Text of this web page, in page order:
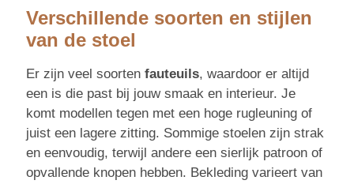
Verschillende soorten en stijlen
van de stoel
Er zijn veel soorten fauteuils, waardoor er altijd
een is die past bij jouw smaak en interieur. Je
komt modellen tegen met een hoge rugleuning of
juist een lagere zitting. Sommige stoelen zijn strak
en eenvoudig, terwijl andere een sierlijk patroon of
opvallende knopen hebben. Bekleding varieert van